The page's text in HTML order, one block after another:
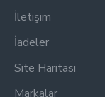
İletişim
İadeler
Site Haritası
Markalar